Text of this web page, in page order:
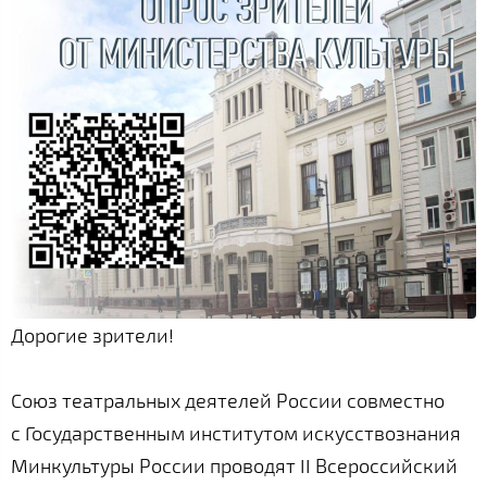
Дорогие зрители!
Союз театральных деятелей России совместно
с Государственным институтом искусствознания
Минкультуры России проводят II Всероссийский